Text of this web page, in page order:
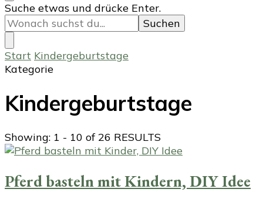
Suchst
du
nach
etwas?
Suche etwas und drücke Enter.
Start Kindergeburtstage
Kategorie
Kindergeburtstage
Showing: 1 - 10 of 26 RESULTS
Pferd basteln mit Kindern, DIY Idee